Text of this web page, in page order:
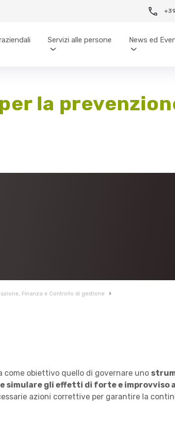
Servizi alle persone News ed
la
Finanza e Controllo di gestione
›
come obiettivo quello di governare uno
simulare gli effetti di forte e improvviso
azioni correttive per garantire la